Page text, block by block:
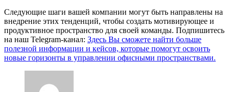
Следующие шаги вашей компании могут быть направлены на
внедрение этих тенденций, чтобы создать мотивирующее и
продуктивное пространство для своей команды. Подпишитесь
на наш Telegram-канал: Здесь Вы сможете найти больше
полезной информации и кейсов, которые помогут освоить
новые горизонты в управлении офисными пространствами.